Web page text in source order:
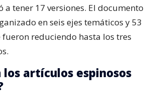
a tener 17 versiones. El documento
en seis ejes temáticos y 53
reduciendo hasta los tres
los artículos espinosos